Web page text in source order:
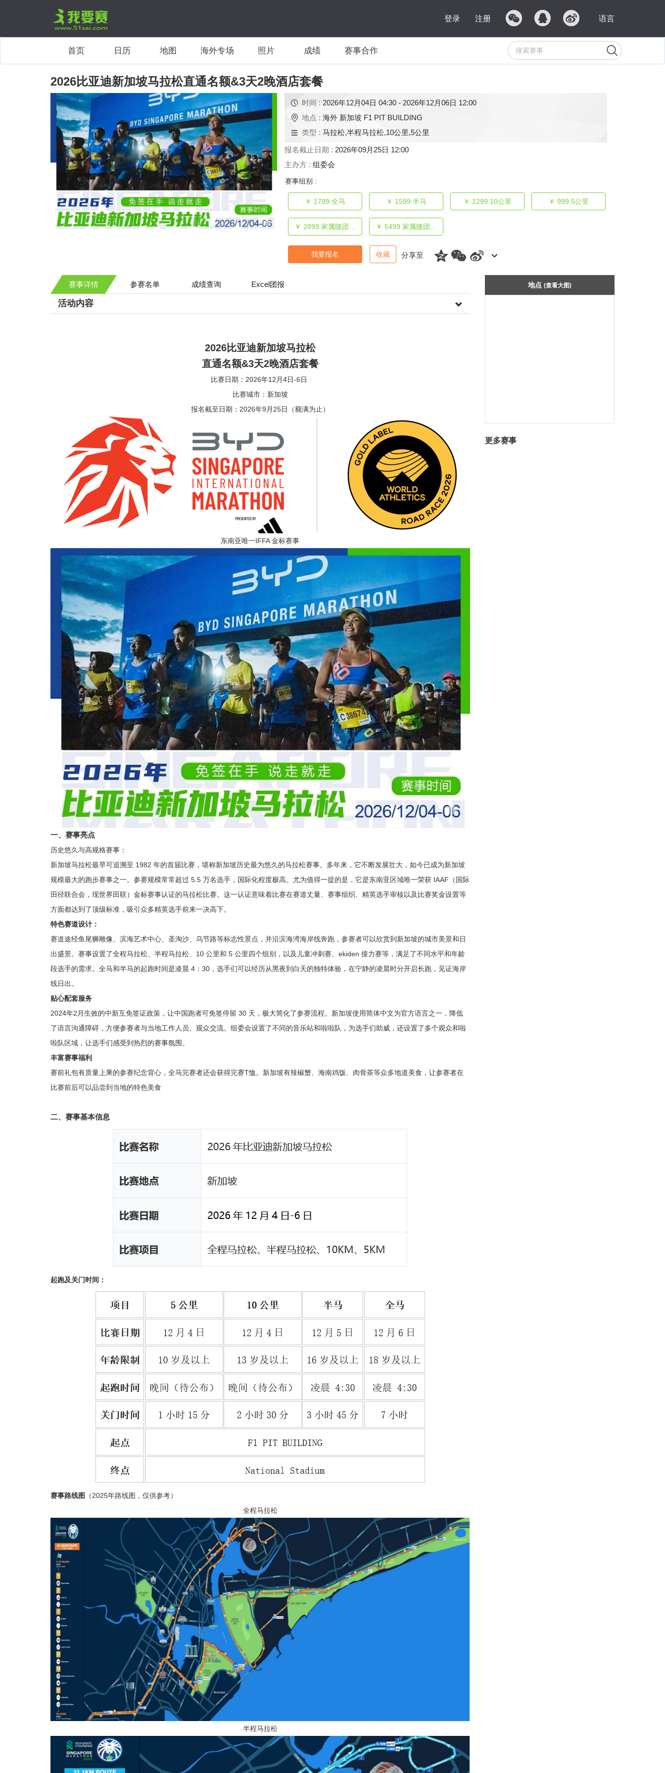
登录 注册 语言
首页 日历 地图 海外专场 照片 成绩 赛事合作
2026比亚迪新加坡马拉松直通名额&3天2晚酒店套餐
时间 : 2026年12月04日 04:30 - 2026年12月06日 12:00
地点 : 海外 新加坡 F1 PIT BUILDING
类型 : 马拉松,半程马拉松,10公里,5公里
报名截止日期 : 2026年09月25日 12:00
主办方 : 组委会
赛事组别 :
￥ 1799 全马 ￥ 1599 半马 ￥ 1299 10公里 ￥ 999 5公里
￥ 2899 家属随团3天2晚双床间拼住（不含名额） ￥ 5499 家属随团3天2晚双床间单住（不含名额）
我要报名 收藏 分享至
赛事详情 参赛名单 成绩查询 Excel团报
活动内容
2026比亚迪新加坡马拉松
直通名额&3天2晚酒店套餐
比赛日期：2026年12月4日-6日
比赛城市：新加坡
报名截至日期：2026年9月25日（额满为止）
东南亚唯一IFFA 金标赛事
一、赛事亮点
历史悠久与高规格赛事：
新加坡马拉松最早可追溯至 1982 年的首届比赛，堪称新加坡历史最为悠久的马拉松赛事。多年来，它不断发展壮大，如今已成为新加坡
规模最大的跑步赛事之一。参赛规模常常超过 5.5 万名选手，国际化程度极高。尤为值得一提的是，它是东南亚区域唯一荣获 IAAF（国际
田径联合会，现世界田联）金标赛事认证的马拉松比赛。这一认证意味着比赛在赛道丈量、赛事组织、精英选手审核以及比赛奖金设置等
方面都达到了顶级标准，吸引众多精英选手前来一决高下。
特色赛道设计：
赛道途经鱼尾狮雕像、滨海艺术中心、圣淘沙、乌节路等标志性景点，并沿滨海湾海岸线奔跑，参赛者可以欣赏到新加坡的城市美景和日
出盛景。赛事设置了全程马拉松、半程马拉松、10 公里和 5 公里四个组别，以及儿童冲刺赛、ekiden 接力赛等，满足了不同水平和年龄
段选手的需求。全马和半马的起跑时间是凌晨 4：30，选手们可以经历从黑夜到白天的独特体验，在宁静的凌晨时分开启长跑，见证海岸
线日出。
贴心配套服务
2024年2月生效的中新互免签证政策，让中国跑者可免签停留 30 天，极大简化了参赛流程。新加坡使用简体中文为官方语言之一，降低
了语言沟通障碍，方便参赛者与当地工作人员、观众交流。组委会设置了不同的音乐站和啦啦队，为选手们助威，还设置了多个观众和啦
啦队区域，让选手们感受到热烈的赛事氛围。
丰富赛事福利
赛前礼包有质量上乘的参赛纪念背心，全马完赛者还会获得完赛T恤。新加坡有辣椒蟹、海南鸡饭、肉骨茶等众多地道美食，让参赛者在
比赛前后可以品尝到当地的特色美食
二、赛事基本信息
起跑及关门时间：
赛事路线图
（2025年路线图，仅供参考）
全程马拉松
半程马拉松
地点 (查看大图)
更多赛事